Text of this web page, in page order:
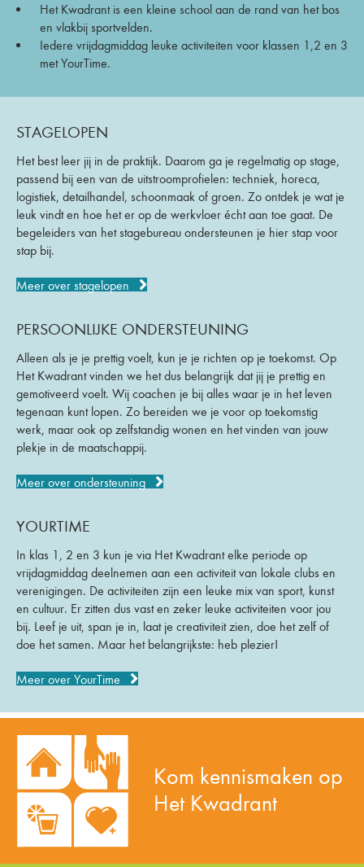
Het Kwadrant is een kleine school aan de rand van het bos
en vlakbij sportvelden.
Iedere vrijdagmiddag leuke activiteiten voor klassen 1,2 en 3
met YourTime.
STAGELOPEN
Het best leer jij in de praktijk. Daarom ga je regelmatig op stage,
passend bij een van de uitstroomprofielen: techniek, horeca,
logistiek, detailhandel, schoonmaak of groen. Zo ontdek je wat je
leuk vindt en hoe het er op de werkvloer écht aan toe gaat. De
begeleiders van het stagebureau ondersteunen je hier stap voor
stap bij.
Meer over stagelopen
PERSOONLIJKE ONDERSTEUNING
Alleen als je je prettig voelt, kun je je richten op je toekomst. Op
Het Kwadrant vinden we het dus belangrijk dat jij je prettig en
gemotiveerd voelt. Wij coachen je bij alles waar je in het leven
tegenaan kunt lopen. Zo bereiden we je voor op toekomstig
werk, maar ook op zelfstandig wonen en het vinden van jouw
plekje in de maatschappij.
Meer over ondersteuning
YOURTIME
In klas 1, 2 en 3 kun je via Het Kwadrant elke periode op
vrijdagmiddag deelnemen aan een activiteit van lokale clubs en
verenigingen. De activiteiten zijn een leuke mix van sport, kunst
en cultuur. Er zitten dus vast en zeker leuke activiteiten voor jou
bij. Leef je uit, span je in, laat je creativiteit zien, doe het zelf of
doe het samen. Maar het belangrijkste: heb plezier!
Meer over YourTime
Kom kennismaken op
Het Kwadrant